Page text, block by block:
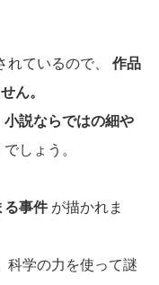
れているので、 作品
ん。
小説ならではの細や
でしょう。
る事件が描かれま
科学の力を使って謎